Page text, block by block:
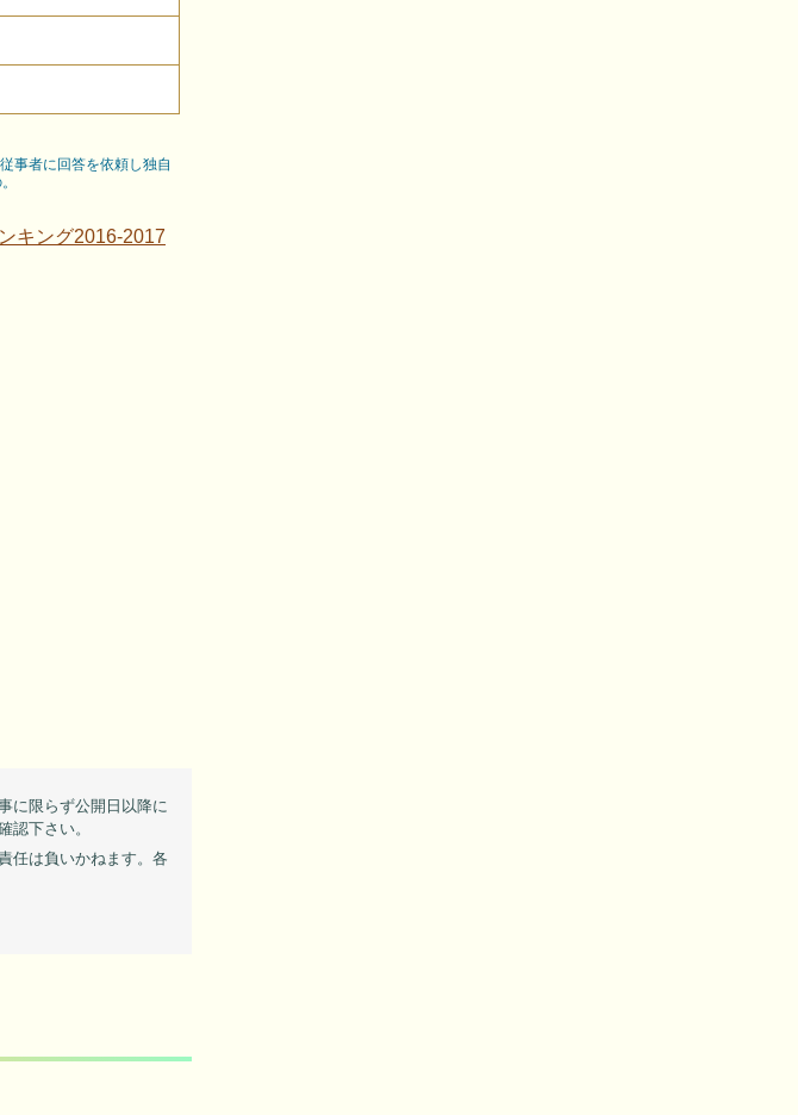
事者に回答を依頼し独自
キング2016-2017
に限らず公開日以降に
認下さい。
任は負いかねます。各